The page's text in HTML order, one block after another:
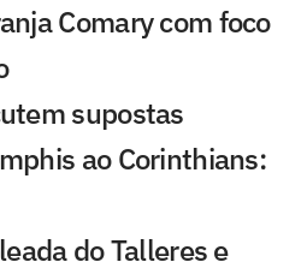
Comary com foco
supostas
ao Corinthians:
do Talleres e